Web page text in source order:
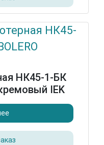
НК45-1-БК
IEK